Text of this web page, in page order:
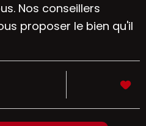
Nos conseillers
proposer le bien qu'il